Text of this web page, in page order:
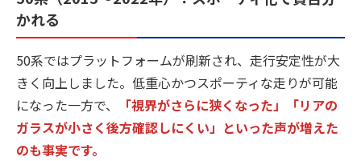
かれる
50系ではプラットフォームが刷新され、走行安定性が大
きく向上しました。低重心かつスポーティな走りが可能
になった一方で、
「視界がさらに狭くなった」「リアの
ガラスが小さく後方確認しにくい」といった声が増えた
のも事実です。